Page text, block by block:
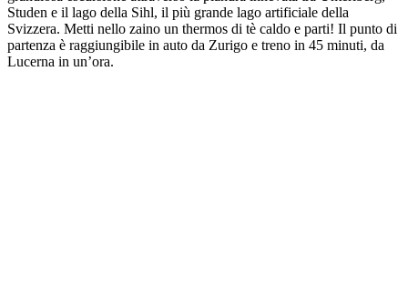
Studen e il lago della Sihl, il più grande lago artificiale della
Svizzera. Metti nello zaino un thermos di tè caldo e parti! Il punto di
partenza è raggiungibile in auto da Zurigo e treno in 45 minuti, da
Lucerna in un’ora.